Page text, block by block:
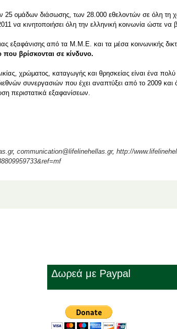
25 ομάδων διάσωσης, των 28.000 εθελοντών σε όλη
να κινητοποιήσει όλη την ελληνική κοινωνία ώστε
εξαφάνισης από τα Μ.Μ.Ε. και τα μέσα κοινωνικής
βρίσκονται σε κίνδυνο.
χρώματος, καταγωγής και θρησκείας είναι ένα
συνεργασιών που έχει αναπτύξει από το 2009 και
περιστατικά εξαφανίσεων.
, communication@lifelinehellas.gr, http://
Δωρεά με Paypal